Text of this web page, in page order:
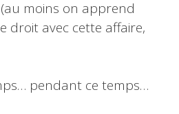
moins on apprend
droit avec cette affaire,
pendant ce temps…